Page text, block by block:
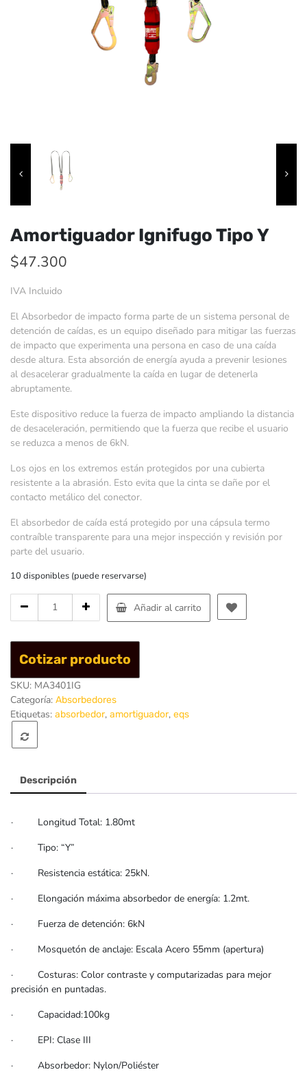
Amortiguador Ignifugo Tipo Y
$47.300
IVA Incluido
El Absorbedor de impacto forma parte de un sistema personal de
detención de caídas, es un equipo diseñado para mitigar las fuerzas
de impacto que experimenta una persona en caso de una caída
desde altura. Esta absorción de energía ayuda a prevenir lesiones
al desacelerar gradualmente la caída en lugar de detenerla
abruptamente.
Este dispositivo reduce la fuerza de impacto ampliando la distancia
de desaceleración, permitiendo que la fuerza que recibe el usuario
se reduzca a menos de 6kN.
Los ojos en los extremos están protegidos por una cubierta
resistente a la abrasión. Esto evita que la cinta se dañe por el
contacto metálico del conector.
El absorbedor de caída está protegido por una cápsula termo
contraíble transparente para una mejor inspección y revisión por
parte del usuario.
10 disponibles (puede reservarse)
Ignifugo
Tipo
Añadir al carrito
Cotizar producto
SKU: MA3401IG
Categoría: Absorbedores
Etiquetas: absorbedor, amortiguador, eqs
Descripción
· Longitud Total: 1.80mt
· Tipo: “Y”
· Resistencia estática: 25kN.
· Elongación máxima absorbedor de energía: 1.2mt.
· Fuerza de detención: 6kN
· Mosquetón de anclaje: Escala Acero 55mm (apertura)
· Costuras: Color contraste y computarizadas para mejor
precisión en puntadas.
· Capacidad:100kg
· EPI: Clase III
· Absorbedor: Nylon/Poliéster